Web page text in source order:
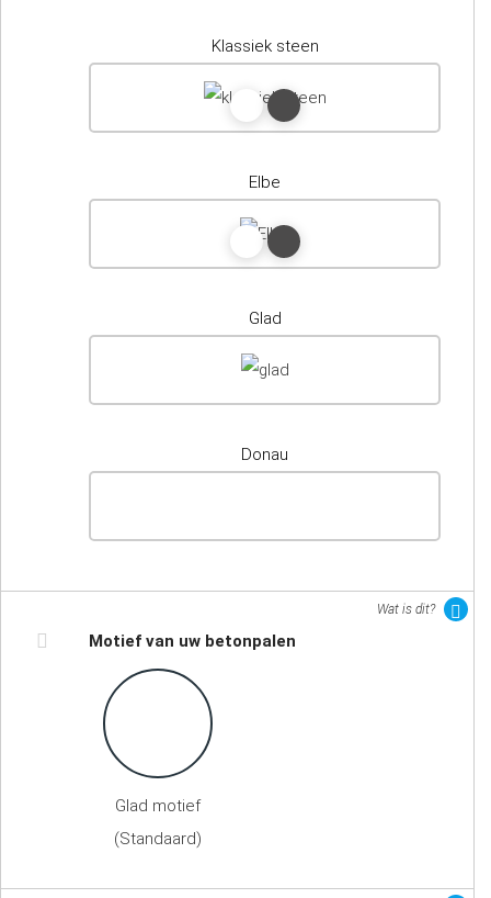
Klassiek steen
Elbe
Glad
Donau
Wat is dit?
Motief van uw betonpalen
Glad motief
(Standaard)